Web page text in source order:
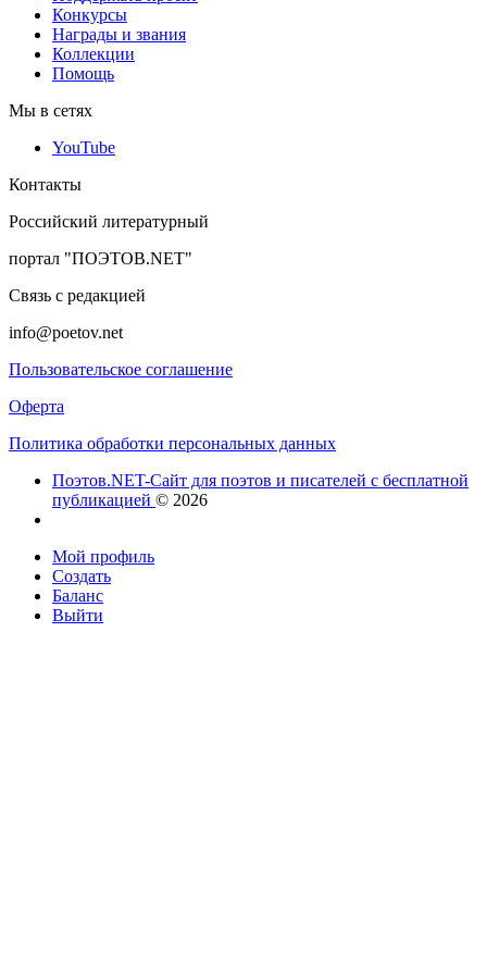
Конкурсы
Награды и звания
Коллекции
Помощь
Мы в сетях
YouTube
Контакты
Российский литературный
портал "ПОЭТОВ.NET"
Связь с редакцией
info@poetov.net
Пользовательское соглашение
Оферта
Политика обработки персональных данных
Поэтов.NET-Сайт для поэтов и писателей с бесплатной
публикацией © 2026
Мой профиль
Создать
Баланс
Выйти